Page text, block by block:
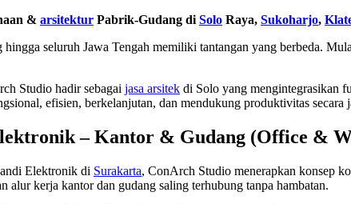
& arsitektur Pabrik-Gudang di Solo Raya, Sukoharjo,
hingga seluruh Jawa Tengah memiliki tantangan yang berbeda.
Studio hadir sebagai jasa arsitek di Solo yang mengintegrasikan
efisien, berkelanjutan, dan mendukung produktivitas secara
– Kantor & Gudang (Office &
Elektronik di Surakarta, ConArch Studio menerapkan konsep
alur kerja kantor dan gudang saling terhubung tanpa hambatan.